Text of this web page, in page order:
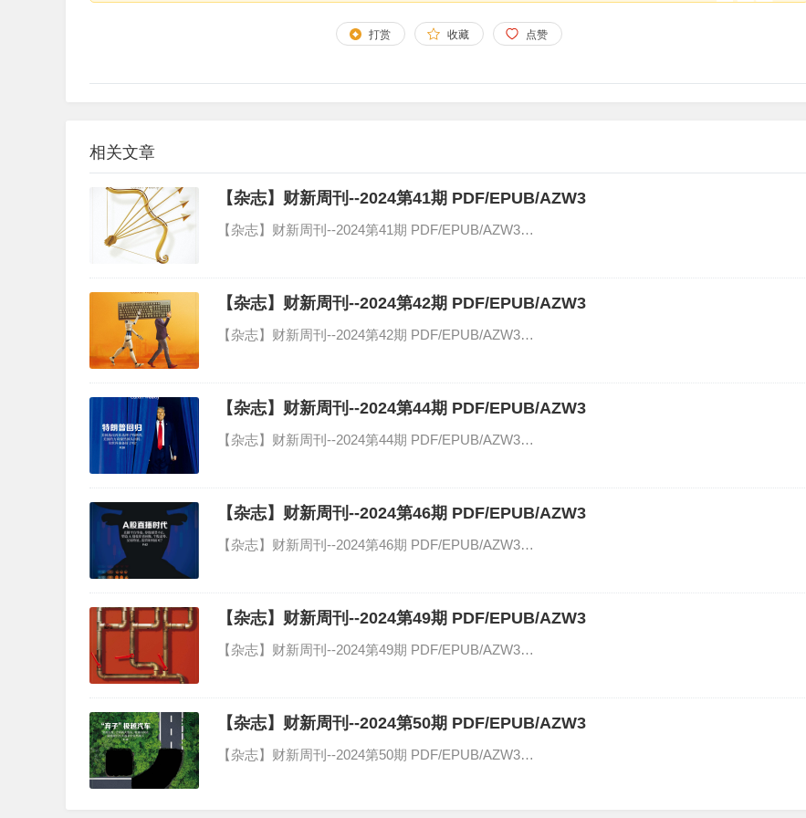
打赏 收藏 点赞
相关文章
【杂志】财新周刊--2024第41期 PDF/EPUB/AZW3
【杂志】财新周刊--2024第41期 PDF/EPUB/AZW3…
【杂志】财新周刊--2024第42期 PDF/EPUB/AZW3
【杂志】财新周刊--2024第42期 PDF/EPUB/AZW3…
【杂志】财新周刊--2024第44期 PDF/EPUB/AZW3
【杂志】财新周刊--2024第44期 PDF/EPUB/AZW3…
【杂志】财新周刊--2024第46期 PDF/EPUB/AZW3
【杂志】财新周刊--2024第46期 PDF/EPUB/AZW3…
【杂志】财新周刊--2024第49期 PDF/EPUB/AZW3
【杂志】财新周刊--2024第49期 PDF/EPUB/AZW3…
【杂志】财新周刊--2024第50期 PDF/EPUB/AZW3
【杂志】财新周刊--2024第50期 PDF/EPUB/AZW3…